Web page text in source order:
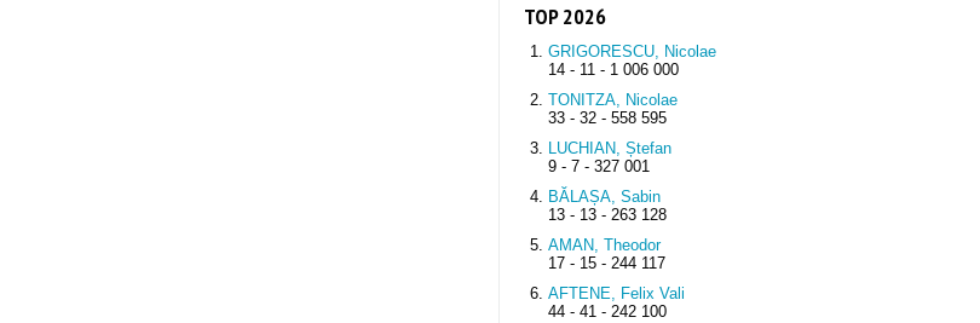
TOP 2026
GRIGORESCU, Nicolae
14 - 11 - 1 006 000
TONITZA, Nicolae
33 - 32 - 558 595
LUCHIAN, Ștefan
9 - 7 - 327 001
BĂLAȘA, Sabin
13 - 13 - 263 128
AMAN, Theodor
17 - 15 - 244 117
AFTENE, Felix Vali
44 - 41 - 242 100